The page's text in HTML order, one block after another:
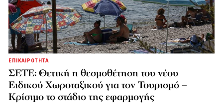
ΕΠΙΚΑΙΡΟΤΗΤΑ
ΣΕΤΕ: Θετική η θεσμοθέτηση του νέου
Ειδικού Χωροταξικού για τον Τουρισμό –
Κρίσιμο το στάδιο της εφαρμογής